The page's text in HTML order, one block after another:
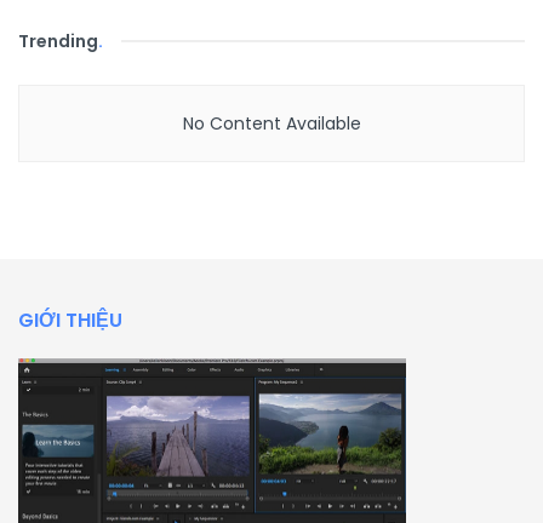
Trending.
No Content Available
GIỚI THIỆU